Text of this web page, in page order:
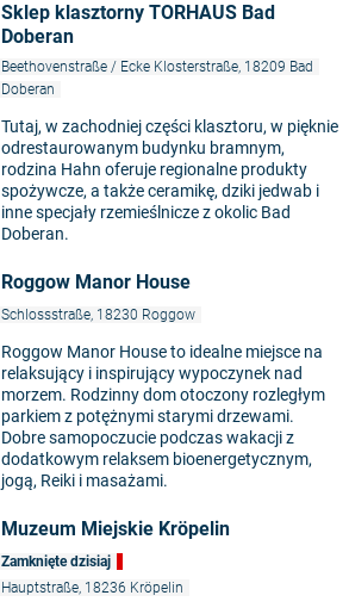
Sklep klasztorny TORHAUS Bad
Doberan
Beethovenstraße / Ecke Klosterstraße, 18209 Bad
Doberan
Tutaj, w zachodniej części klasztoru, w pięknie
odrestaurowanym budynku bramnym,
rodzina Hahn oferuje regionalne produkty
spożywcze, a także ceramikę, dziki jedwab i
inne specjały rzemieślnicze z okolic Bad
Doberan.
Roggow Manor House
Schlossstraße, 18230 Roggow
Roggow Manor House to idealne miejsce na
relaksujący i inspirujący wypoczynek nad
morzem. Rodzinny dom otoczony rozległym
parkiem z potężnymi starymi drzewami.
Dobre samopoczucie podczas wakacji z
dodatkowym relaksem bioenergetycznym,
jogą, Reiki i masażami.
Muzeum Miejskie Kröpelin
Zamknięte dzisiaj
Hauptstraße, 18236 Kröpelin